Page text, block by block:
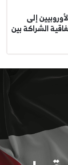
إلى
الشراكة بين